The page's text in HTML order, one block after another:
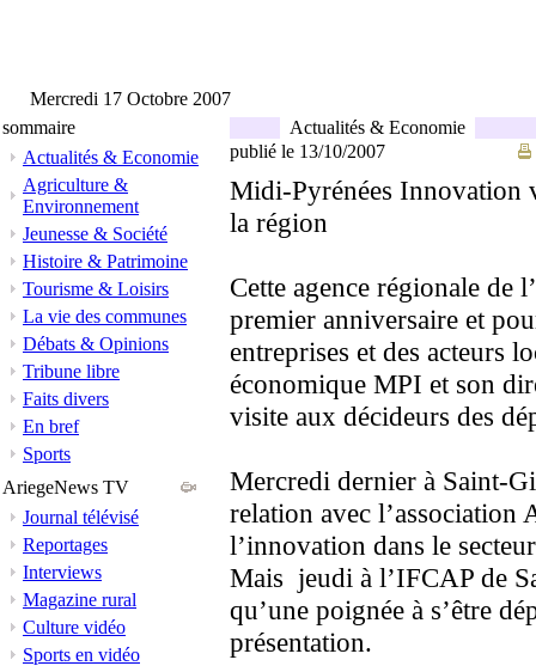
Mercredi 17 Octobre 2007
sommaire
Actualités & Economie
Agriculture &
Environnement
Jeunesse & Société
Histoire & Patrimoine
Tourisme & Loisirs
La vie des communes
Débats & Opinions
Tribune libre
Faits divers
En bref
Sports
AriegeNews TV
Journal télévisé
Reportages
Interviews
Magazine rural
Culture vidéo
Sports en vidéo
Actualités & Economie
publié le 13/10/2007
Midi-Pyrénées Innovation
la région
Cette agence régionale de
premier anniversaire et
entreprises et des acteurs
économique MPI et son
visite aux décideurs des
Mercredi dernier à Saint-
relation avec
l’innovation dans le
Mais jeudi à l’IFCAP de
qu’une poignée à s’être
présentation.